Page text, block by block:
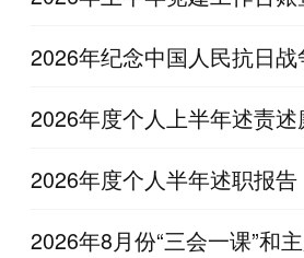
2026年纪念中国人民抗日战
2026年度个人上半年述责述
2026年度个人半年述职报告
2026年8月份“三会一课”和主